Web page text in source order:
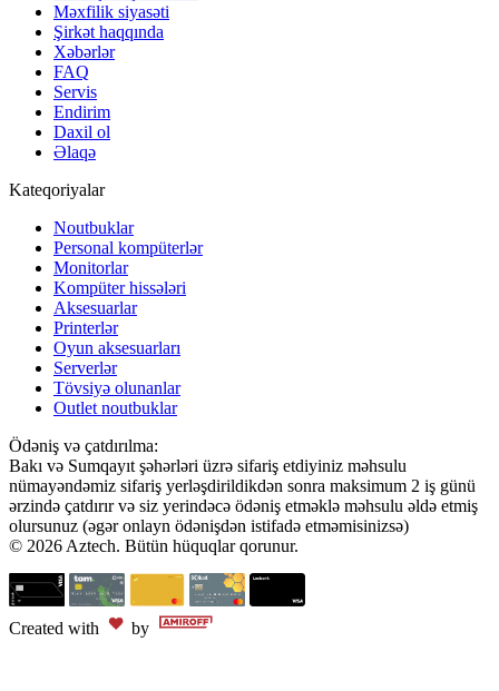
Məxfilik siyasəti
Şirkət haqqında
Xəbərlər
FAQ
Servis
Endirim
Daxil ol
Əlaqə
Kateqoriyalar
Noutbuklar
Personal kompüterlər
Monitorlar
Kompüter hissələri
Aksesuarlar
Printerlər
Oyun aksesuarları
Serverlər
Tövsiyə olunanlar
Outlet noutbuklar
Ödəniş və çatdırılma:
Bakı və Sumqayıt şəhərləri üzrə sifariş etdiyiniz məhsulu
nümayəndəmiz sifariş yerləşdirildikdən sonra maksimum 2 iş günü
ərzində çatdırır və siz yerindəcə ödəniş etməklə məhsulu əldə etmiş
olursunuz (əgər onlayn ödənişdən istifadə etməmisinizsə)
© 2026 Aztech. Bütün hüquqlar qorunur.
Created with by